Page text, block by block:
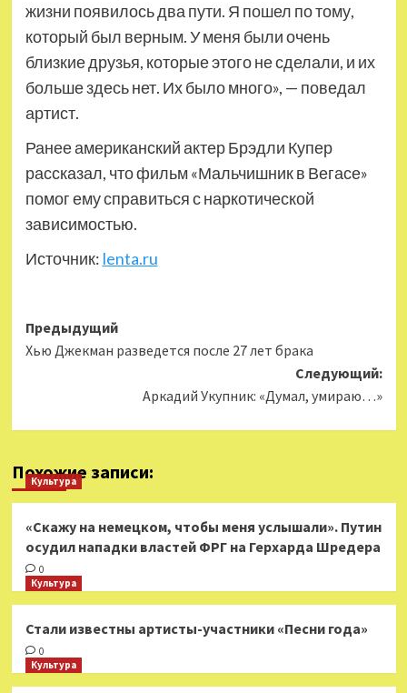
жизни появилось два пути. Я пошел по тому,
который был верным. У меня были очень
близкие друзья, которые этого не сделали, и их
больше здесь нет. Их было много», — поведал
артист.
Ранее американский актер Брэдли Купер
рассказал, что фильм «Мальчишник в Вегасе»
помог ему справиться с наркотической
зависимостью.
Источник: lenta.ru
Навигация
записи
Предыдущий
Хью Джекман разведется после 27 лет брака
Следующий:
Аркадий Укупник: «Думал, умираю…»
Похожие записи:
Культура
«Скажу на немецком, чтобы меня услышали». Путин
осудил нападки властей ФРГ на Герхарда Шредера
0
Культура
Стали известны артисты-участники «Песни года»
0
Культура